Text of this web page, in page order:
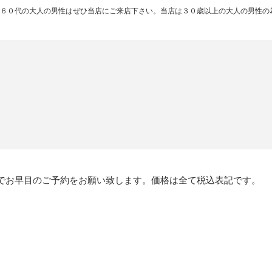
０代の大人の男性はぜひ当店にご来店下さい。当店は３０歳以上の大人の男性の
早目のご予約をお願い致します。価格は全て税込表記です。